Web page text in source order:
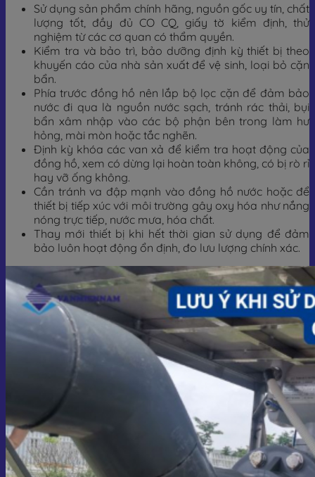
Sử dụng sản phẩm chính hãng, nguồn gốc uy tín, chất
lượng tốt, đầy đủ CO CQ, giấy tờ kiểm định, thử
nghiệm từ các cơ quan có thẩm quyền.
Kiểm tra và bảo trì, bảo dưỡng định kỳ thiết bị theo
khuyến cáo của nhà sản xuất để vệ sinh, loại bỏ cặn
bẩn.
Phía trước đồng hồ nên lắp bộ lọc cặn để đảm bảo
nước đi qua là nguồn nước sạch, tránh rác thải, bụi
bẩn xâm nhập vào các bộ phận bên trong làm hư
hỏng, mài mòn hoặc tắc nghẽn.
Định kỳ khóa các van xả để kiểm tra hoạt động của
đồng hồ, xem có dừng lại hoàn toàn không, có bị rò rỉ
hay vỡ ống không.
Cần tránh va đập mạnh vào đồng hồ nước hoặc để
thiết bị tiếp xúc với môi trường gây oxy hóa như nắng
nóng trực tiếp, nước mưa, hóa chất.
Thay mới thiết bị khi hết thời gian sử dụng để đảm
bảo luôn hoạt động ổn định, đo lưu lượng chính xác.